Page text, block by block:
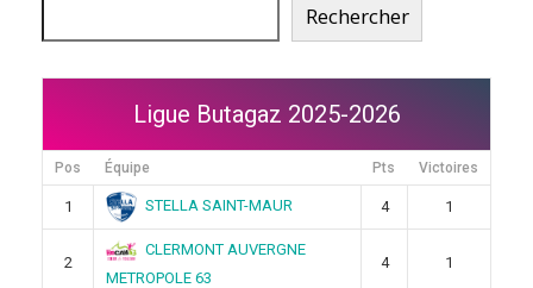
Rechercher
Ligue Butagaz 2025-2026
Pos Équipe Pts Victoires
1 STELLA SAINT-MAUR 4 1
2
CLERMONT AUVERGNE
METROPOLE 63
4 1